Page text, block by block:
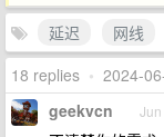
延迟
网线
18 replies • 2024-
geekvcn